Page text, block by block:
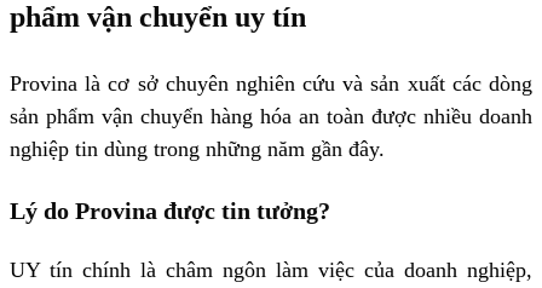
phẩm vận chuyển uy tín
Provina là cơ sở chuyên nghiên cứu và sản xuất các dòng
sản phẩm vận chuyển hàng hóa an toàn được nhiều doanh
nghiệp tin dùng trong những năm gần đây.
Lý do Provina được tin tưởng?
UY tín chính là châm ngôn làm việc của doanh nghiệp,